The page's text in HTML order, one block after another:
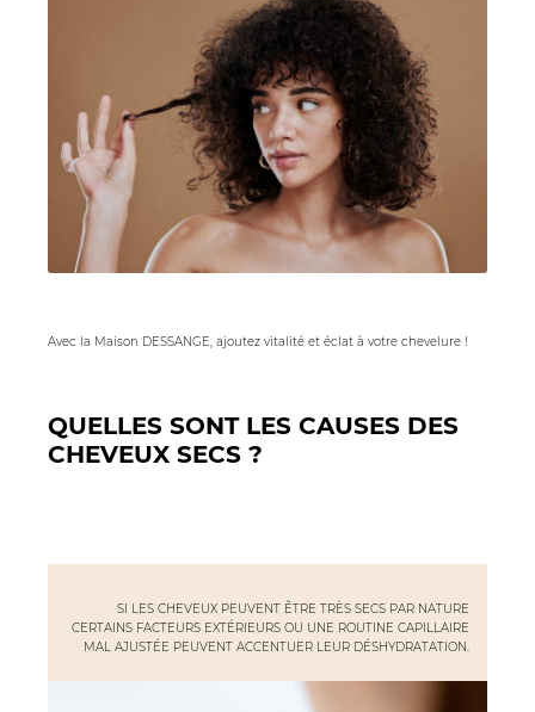
Avec la Maison DESSANGE, ajoutez vitalité et éclat à votre chevelure !
QUELLES SONT LES CAUSES DES
CHEVEUX SECS ?
SI LES CHEVEUX PEUVENT ÊTRE TRÈS SECS PAR NATURE
CERTAINS FACTEURS EXTÉRIEURS OU UNE ROUTINE CAPILLAIRE
MAL AJUSTÉE PEUVENT ACCENTUER LEUR DÉSHYDRATATION.